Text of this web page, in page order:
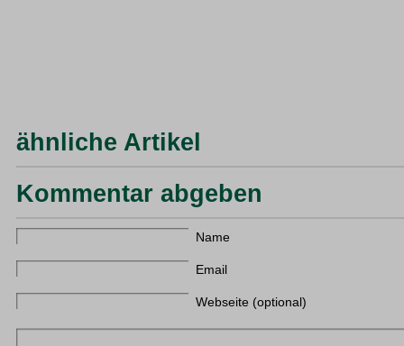
ähnliche Artikel
Kommentar abgeben
Name
Email
Webseite (optional)